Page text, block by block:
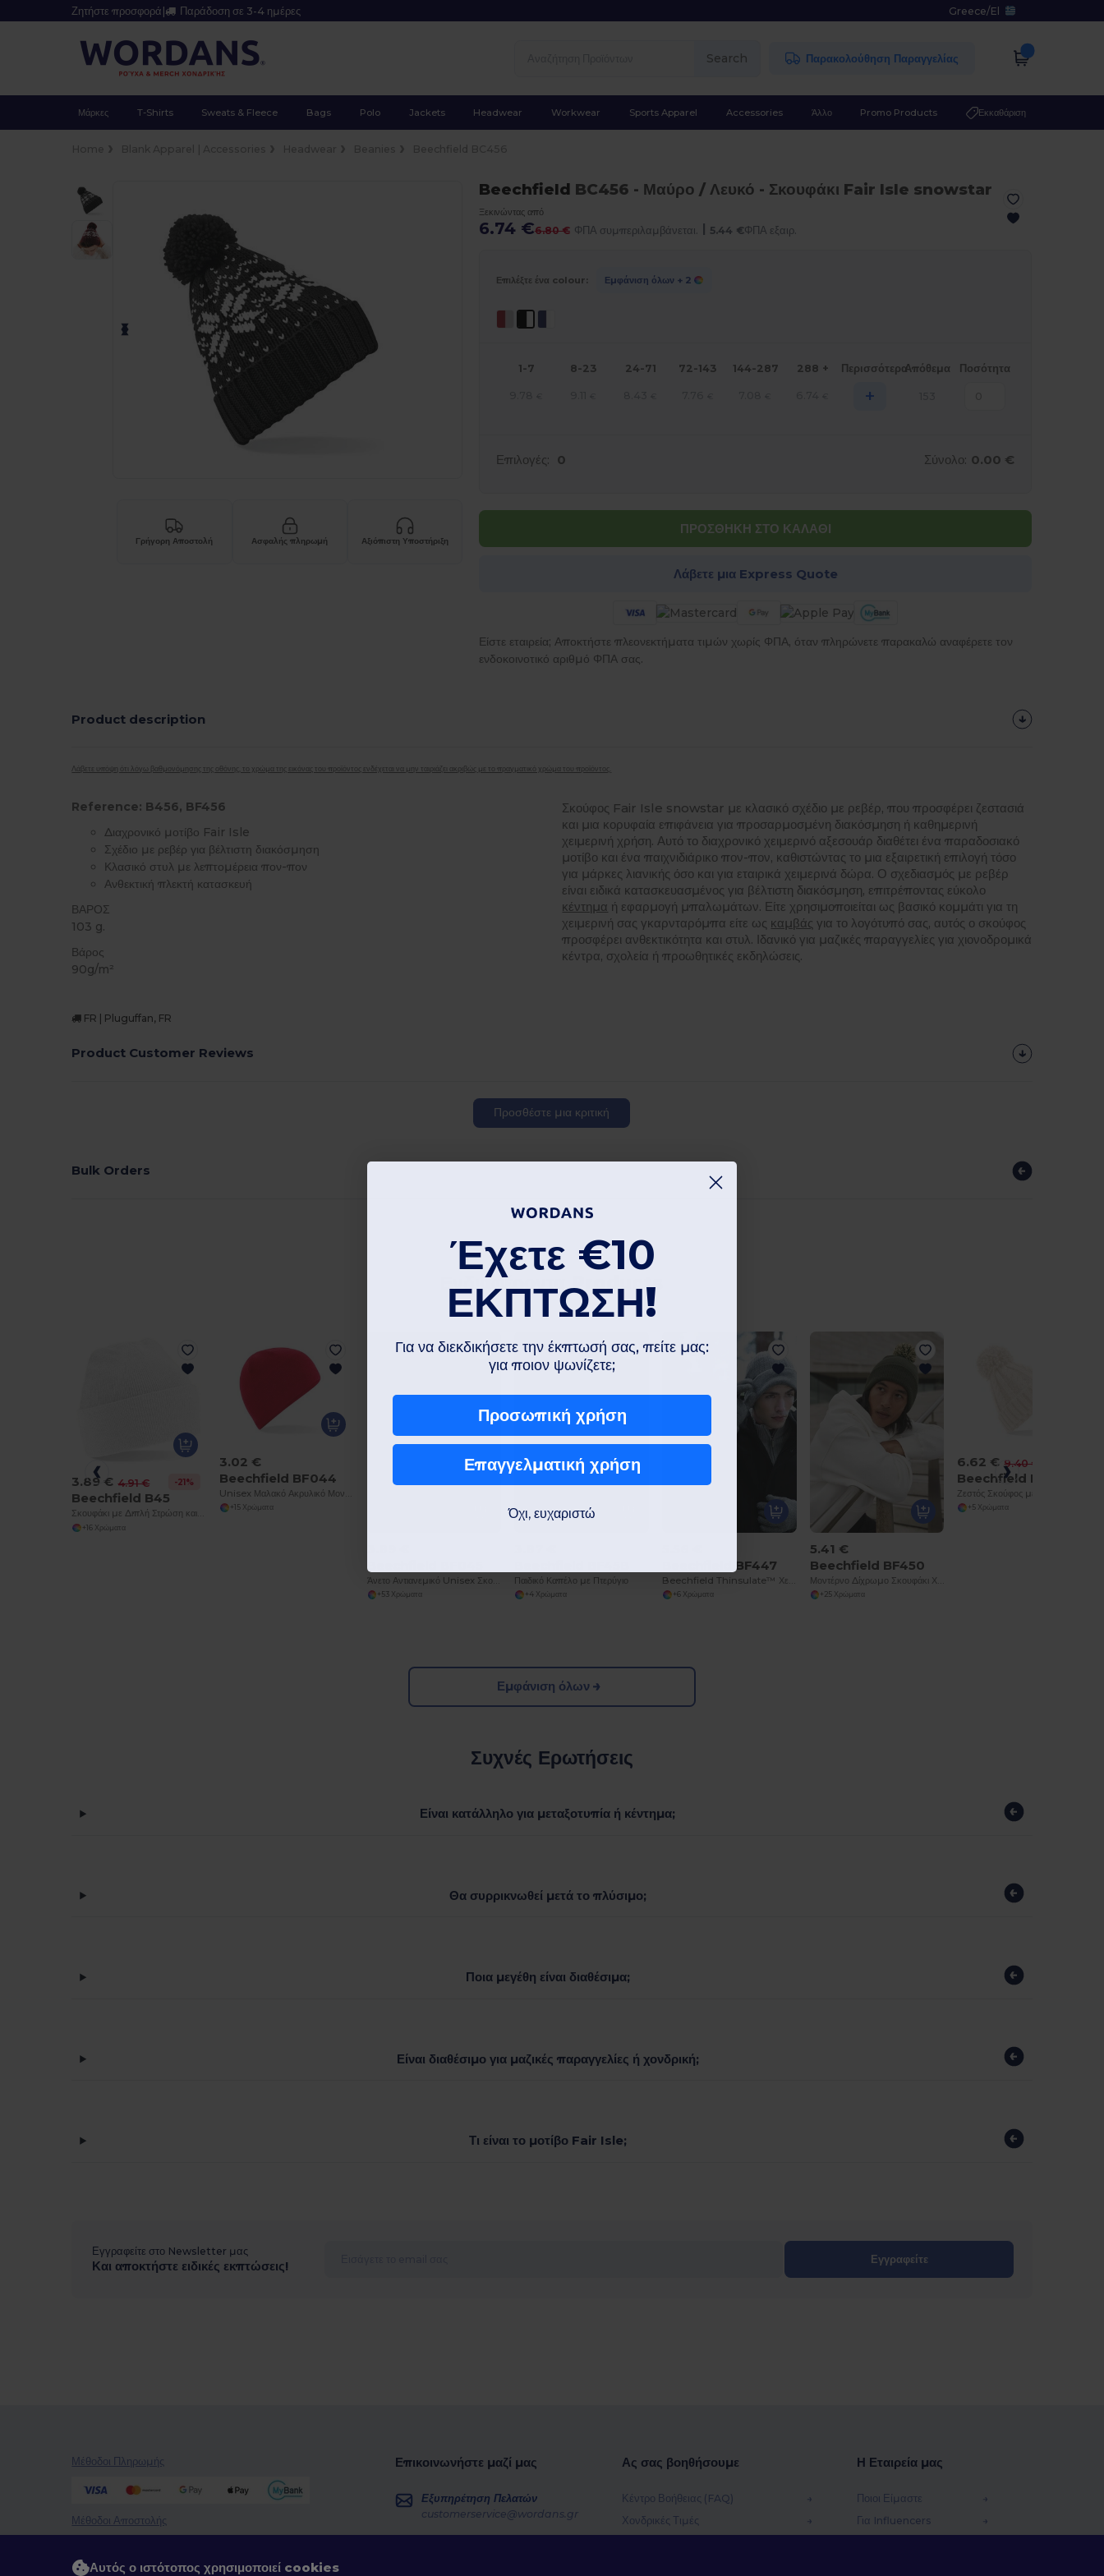
Ζητήστε προσφορά | Παράδοση σε 3-4 ημέρες Greece/El
Search Παρακολούθηση Παραγγελίας
Μάρκες T-Shirts Sweats & Fleece Bags Polo Jackets Headwear Workwear Sports Apparel Accessories Άλλο Promo Products Εκκαθάριση
Γρήγορη Αποστολή Ασφαλής πληρωμή Αξιόπιστη Υποστήριξη
Beechfield BC456 - Μαύρο / Λευκό - Σκουφάκι Fair Isle snowstar
Ξεκινώντας από
6.74 €6.80 € ΦΠΑ συμπεριλαμβάνεται. | 5.44 €ΦΠΑ εξαιρ.
Επιλέξτε ένα colour: Εμφάνιση όλων + 2
1-7 8-23 24-71 72-143 144-287 288 + ΠερισσότεραΑπόθεμα Ποσότητα
+
Επιλογές: 0 Σύνολο: 0.00 €
ΠΡΟΣΘΗΚΗ ΣΤΟ ΚΑΛΑΘΙ
Λάβετε μια Express Quote
Είστε εταιρεία; Αποκτήστε πλεονεκτήματα τιμών χωρίς ΦΠΑ, όταν πληρώνετε παρακαλώ αναφέρετε τον
ενδοκοινοτικό αριθμό ΦΠΑ σας.
Product description
Λάβετε υπόψη ότι λόγω βαθμονόμησης της οθόνης, το χρώμα της εικόνας του προϊόντος ενδέχεται να μην ταιριάζει ακριβώς με το πραγματικό χρώμα του προϊόντος.
Reference: B456, BF456
Διαχρονικό μοτίβο Fair Isle
Σχέδιο με ρεβέρ για βέλτιστη διακόσμηση
Κλασικό στυλ με λεπτομέρεια πον-πον
Ανθεκτική πλεκτή κατασκευή
ΒΑΡΟΣ
103 g.
Βάρος
90g/m²
Σκούφος Fair Isle snowstar με κλασικό σχέδιο με ρεβέρ, που προσφέρει ζεστασιά
και μια κορυφαία επιφάνεια για προσαρμοσμένη διακόσμηση ή καθημερινή
χειμερινή χρήση. Αυτό το διαχρονικό χειμερινό αξεσουάρ διαθέτει ένα παραδοσιακό
μοτίβο και ένα παιχνιδιάρικο πον-πον, καθιστώντας το μια εξαιρετική επιλογή τόσο
για μάρκες λιανικής όσο και για εταιρικά χειμερινά δώρα. Ο σχεδιασμός με ρεβέρ
είναι ειδικά κατασκευασμένος για βέλτιστη διακόσμηση, επιτρέποντας εύκολο
κέντημα ή εφαρμογή μπαλωμάτων. Είτε χρησιμοποιείται ως βασικό κομμάτι για τη
χειμερινή σας γκαρνταρόμπα είτε ως καμβάς για το λογότυπό σας, αυτός ο σκούφος
προσφέρει ανθεκτικότητα και στυλ. Ιδανικό για μαζικές παραγγελίες για χιονοδρομικά
κέντρα, σχολεία ή προωθητικές εκδηλώσεις.
FR | Pluguffan, FR
Product Customer Reviews
Προσθέστε μια κριτική
Bulk Orders
Ενδιαφέροντα Products
3.89 € 4.91 € -21%
Beechfield B45
+16 Χρώματα
3.02 €
Beechfield BF044
+15 Χρώματα
+53 Χρώματα
Παιδικό Καπέλο με Πτερύγιο
+4 Χρώματα
Beechfield BF447
+6 Χρώματα
5.41 €
Beechfield BF450
+25 Χρώματα
6.62 € 9.40 €
Beechfield BF480
+5 Χρώματα
Εμφάνιση όλων
Συχνές Ερωτήσεις
Είναι κατάλληλο για μεταξοτυπία ή κέντημα;
Θα συρρικνωθεί μετά το πλύσιμο;
Ποια μεγέθη είναι διαθέσιμα;
Είναι διαθέσιμο για μαζικές παραγγελίες ή χονδρική;
Τι είναι το μοτίβο Fair Isle;
Εγγραφείτε στο Newsletter μας
Και αποκτήστε ειδικές εκπτώσεις! Εγγραφείτε
Μέθοδοι Πληρωμής
Μέθοδοι Αποστολής
Επικοινωνήστε μαζί μας
Εξυπηρέτηση Πελατών
customerservice@wordans.gr
Ας σας βοηθήσουμε
Κέντρο Βοήθειας (FAQ)
Χονδρικές Τιμές
Η Εταιρεία μας
Ποιοι Είμαστε
Για Influencers
Αυτός ο ιστότοπος χρησιμοποιεί cookies
Έχετε €10
ΕΚΠΤΩΣΗ!
Για να διεκδικήσετε την έκπτωσή σας, πείτε μας:
για ποιον ψωνίζετε;
Προσωπική χρήση
Επαγγελματική χρήση
Όχι, ευχαριστώ